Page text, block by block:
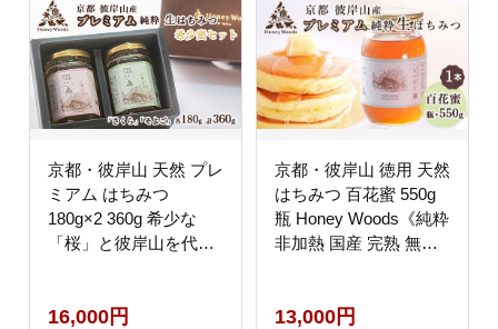
京都・彼岸山 天然 プレ
ミアム はちみつ
180g×2 360g 希少な
「桜」と彼岸山を代表
Honey Woods 贈答用
16,000円
京都・彼岸山 徳用 天然
はちみつ 百花蜜 550g
瓶 Honey Woods《純粋
非加熱 国産 完熟 無添
訳あり
13,000円